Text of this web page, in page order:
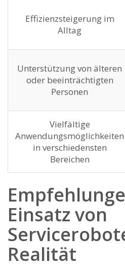
Effizienzsteigerung im‍
Alltag
Unterstützung von älteren
oder beeinträchtigten
⁢Personen
Vielfältige⁢
Anwendungsmöglichkeiten
in verschiedensten
Bereichen
Einsatz von
Realität